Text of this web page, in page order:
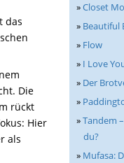
das
Die
rückt
Hier
als
»Closet
» Beautiful
» Flow
» I Love
» Der
»
»Tandem
du?
» Mufasa: